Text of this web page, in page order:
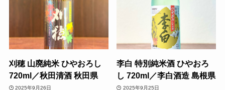
刈穂 山廃純米 ひやおろし
720ml／秋田清酒 秋田県
2025年9月26日
李白 特別純米酒 ひやおろ
し 720ml／李白酒造 島根県
2025年9月25日